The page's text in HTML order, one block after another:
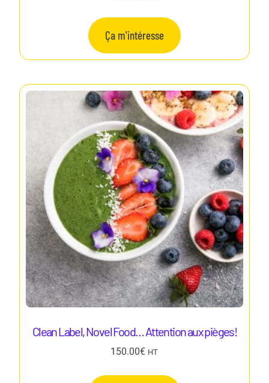
Ça m'intéresse
Clean Label, Novel Food… Attention aux pièges!
150.00€ HT